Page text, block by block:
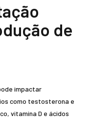
de
impactar
como testosterona e
vitamina D e ácidos